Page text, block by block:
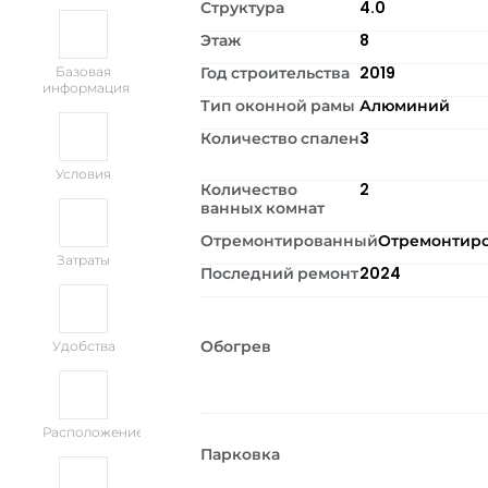
Базовая
информация
Условия
Затраты
Удобства
Расположение
Структура
4.0
Этаж
8
Год строительства 2019
Тип оконной рамы Алюминий
Количество спален3
Количество
ванных комнат
2
Отремонтированный
Последний ремонт2024
Обогрев
Парковка